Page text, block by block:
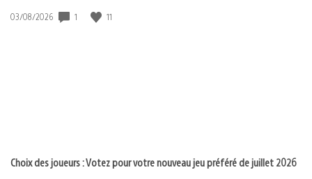
Date
03/08/2026 1 11
Choix des joueurs : Votez pour votre nouveau jeu préféré de juillet 2026